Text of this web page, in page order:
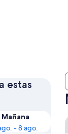
estas
Mañana
- 8 ago.